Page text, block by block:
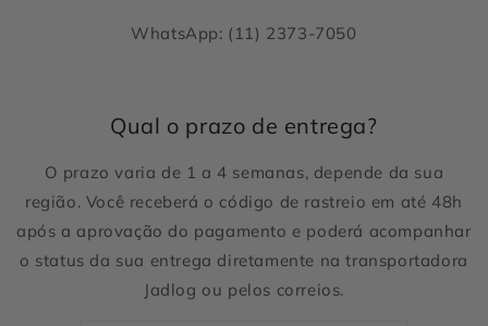
WhatsApp: (11) 2373-7050
Qual o prazo de entrega?
O prazo varia de 1 a 4 semanas, depende da sua
região. Você receberá o código de rastreio em até 48h
após a aprovação do pagamento e poderá acompanhar
o status da sua entrega diretamente na transportadora
Jadlog ou pelos correios.